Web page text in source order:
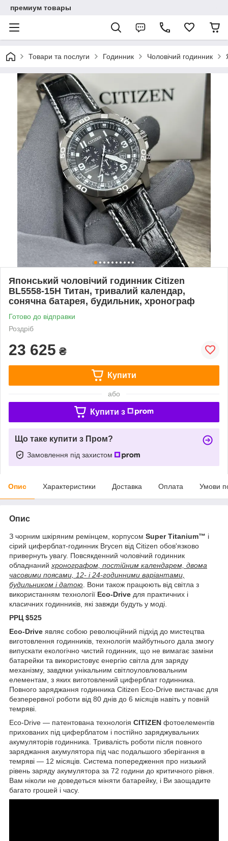
премиум товары
Товари та послуги Годинник Чоловічий годинник
Японський чоловічий годинник Citizen
BL5558-15H Титан, тривалий календар,
сонячна батарея, будильник, хронограф
Готово до відправки
Роздріб
23 625 ₴
Купити
або
Купити з
Що таке купити з Пром?
Замовлення під захистом
Опис Характеристики Доставка Оплата Умови
Опис
З чорним шкіряним ремінцем, корпусом Super Titanium™ і
сірий циферблат-годинник Brycen від Citizen обов'язково
привернуть увагу. Повсякденний чоловічий годинник
обладнаний хронографом, постійним календарем, двома
часовими поясами, 12- і 24-годинними варіантами,
будильником і датою . Вони також працюють від світла з
використанням технології Eco-Drive для практичних і
класичних годинників, які завжди будуть у моді.
РРЦ $525
Eco-Drive являє собою революційний підхід до мистецтва
виготовлення годинників, технологія майбутнього дала змогу
випускати екологічно чистий годинник, що не вимагає заміни
батарейки та використовує енергію світла для заряду
механізму, завдяки унікальним світлоуловлювальним
елементам, з яких виготовлений циферблат годинника.
Повного заряджання годинника Citizen Eco-Drive вистачає для
безперервної роботи від 80 днів до 6 місяців навіть у повній
темряві.
Eco-Drive — патентована технологія CITIZEN фотоелементів
прихованих під циферблатом і постійно заряджувальних
акумуляторів годинника. Тривалість роботи після повного
заряджання акумулятора під час подальшого зберігання в
темряві — 12 місяців. Система попередження про низький
рівень заряду акумулятора за 72 години до критичного рівня.
Вам ніколи не доведеться міняти батарейку, і Ви заощадите
багато грошей і часу.